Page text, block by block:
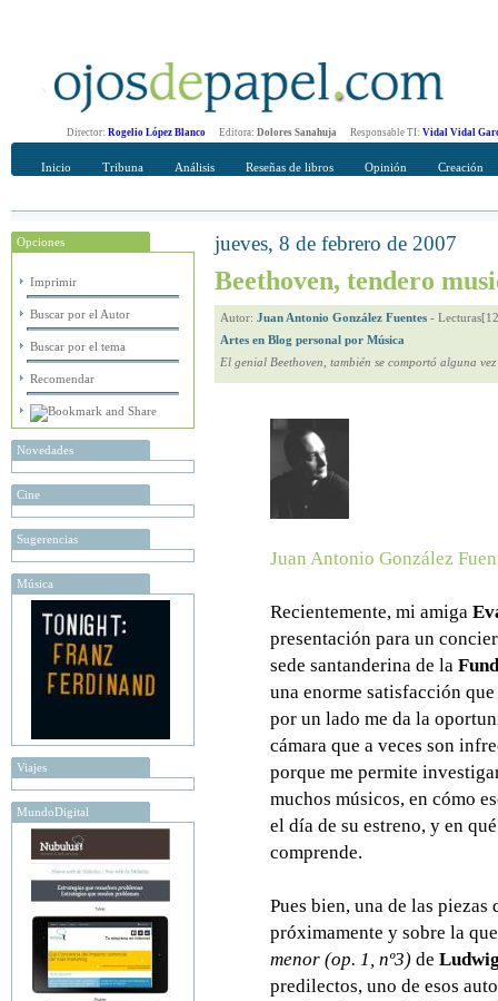
Director: Rogelio López Blanco Editora: Dolores Sanahuja Responsable TI: Vidal Vidal
Inicio Tribuna Análisis Reseñas de libros Opinión Creación
Opciones
Imprimir
Buscar por el Autor
Buscar por el tema
Recomendar
Novedades
Cine
Sugerencias
Música
Viajes
MundoDigital
Recomendar
jueves, 8 de febrero de 2007
Beethoven, tendero
Autor: Juan Antonio González Fuentes -
Artes en Blog personal por Música
El genial Beethoven, también se comportó alguna
Juan Antonio González
Recientemente, mi amiga
presentación para un
sede santanderina de la
una enorme satisfacción
por un lado me da la
cámara que a veces son
porque me permite
muchos músicos, en cómo
el día de su estreno, y en
comprende.
Pues bien, una de las
próximamente y sobre la
menor (op. 1, nº3) de
predilectos, uno de esos